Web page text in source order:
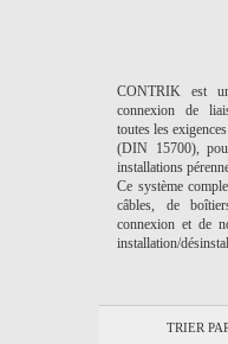
CONTRIK est
connexion de
toutes les
(DIN 15700),
installations
Ce système
câbles, de
connexion et de
installation/
TRIER